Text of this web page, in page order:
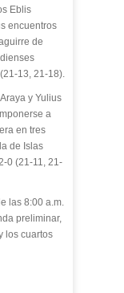
Eblis
encuentros
de
13, 21-18).
y Yulius
a
en tres
de Islas
0 (21-11, 21-
las 8:00 a.m.
preliminar,
los cuartos